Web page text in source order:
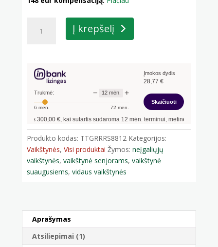
kiekis:
alkūnių
atrama
Anna
Į krepšelį
Trukmė: − 12mėn. +
6 mėn. 72 mėn.
Įmokos dydis
28,77 €
Skaičiuoti
300,00 €, kai sutartis sudaroma12mėn. terminui, metinė palūkanų norma –
Produkto kodas: TTGRRRS8812 Kategorijos:
Vaikštynės, Visi produktai Žymos: neįgaliųjų
vaikštynės, vaikštynė senjorams, vaikštynė
suaugusiems, vidaus vaikštynės
Aprašymas
Atsiliepimai (1)